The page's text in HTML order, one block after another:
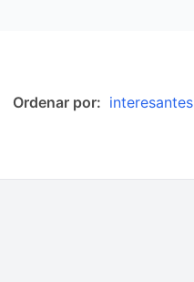
Ordenar por: interesantes